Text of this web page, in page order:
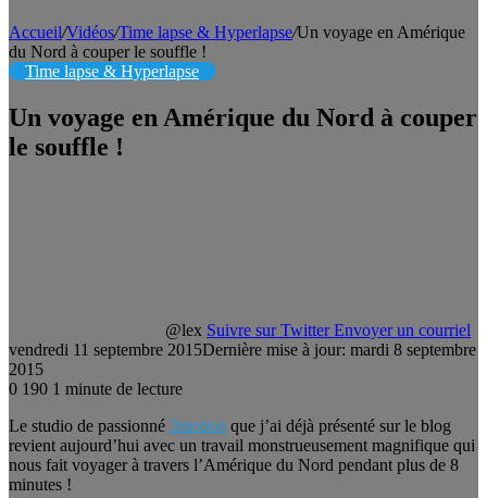
Accueil/Vidéos/Time lapse & Hyperlapse/Un voyage en Amérique
du Nord à couper le souffle !
Time lapse & Hyperlapse
Un voyage en Amérique du Nord à couper
le souffle !
@lex Suivre sur Twitter Envoyer un courriel
vendredi 11 septembre 2015Dernière mise à jour: mardi 8 septembre
2015
0 190 1 minute de lecture
Le studio de passionné 3motion que j’ai déjà présenté sur le blog
revient aujourd’hui avec un travail monstrueusement magnifique qui
nous fait voyager à travers l’Amérique du Nord pendant plus de 8
minutes !